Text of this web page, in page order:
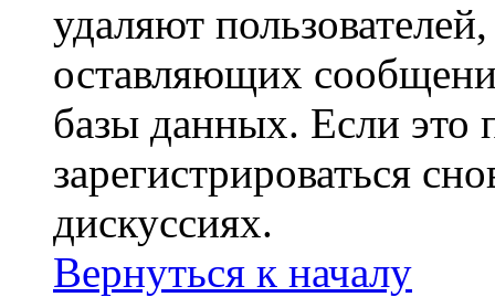
удаляют
оставляющих
базы данных. Если это
зарегистрироваться
дискуссиях.
Вернуться к началу